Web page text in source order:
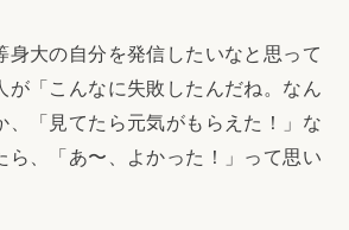
大の自分を発信したいなと思って
が「こんなに失敗したんだね。なん
、「見てたら元気がもらえた！」な
ら、「あ〜、よかった！」って思い